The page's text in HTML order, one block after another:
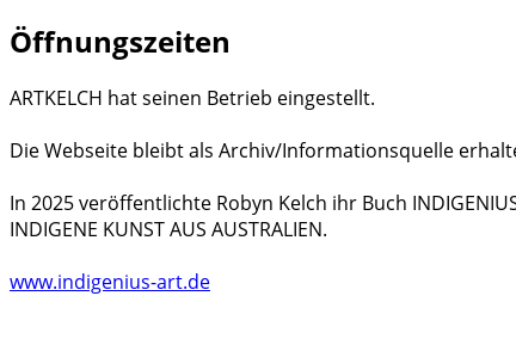
Öffnungszeiten
ARTKELCH hat seinen Betrieb eingestellt.
Die Webseite bleibt als Archiv/Informationsquelle
In 2025 veröffentlichte Robyn Kelch ihr Buch INDIGENIUS
INDIGENE KUNST AUS AUSTRALIEN.
www.indigenius-art.de